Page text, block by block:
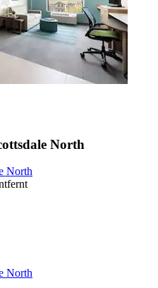
North
North
North